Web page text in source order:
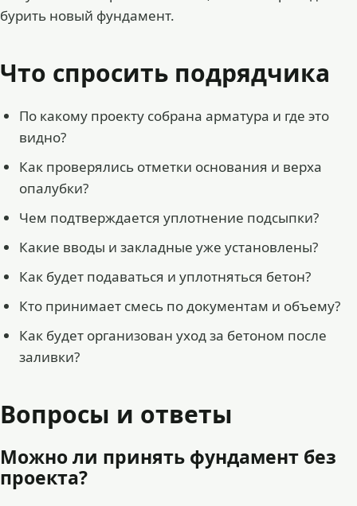
бурить новый фундамент.
Что спросить подрядчика
По какому проекту собрана арматура и где это
видно?
Как проверялись отметки основания и верха
опалубки?
Чем подтверждается уплотнение подсыпки?
Какие вводы и закладные уже установлены?
Как будет подаваться и уплотняться бетон?
Кто принимает смесь по документам и объему?
Как будет организован уход за бетоном после
заливки?
Вопросы и ответы
Можно ли принять фундамент без
проекта?